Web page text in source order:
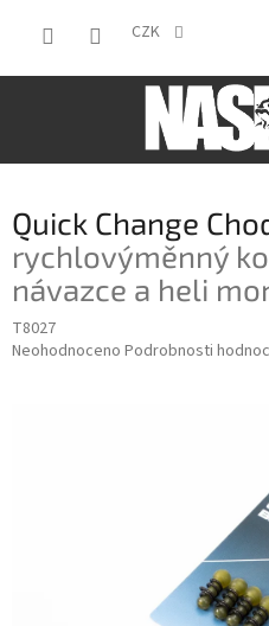
CZK
Quick Change
rychlovýměnný
návazce a heli
T8027
Průměrné
Neohodnoceno Podrobnosti